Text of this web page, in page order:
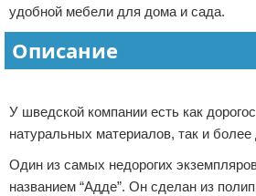
Ремонт квартиры
Ванная
Домашний быт
Коммунальные услуги
Сантехника
Безопасность
Условия предоставления
Отказ от ответственности
удобной мебели для дома и сада.
Описание
У шведской компании есть как
натуральных материалов, так и
Один из самых недорогих
названием “Адде”. Он сделан из